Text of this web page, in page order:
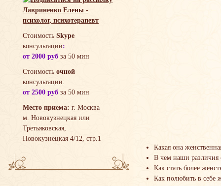
Стоимость Skype
консультации:
от 2000 руб за 50 мин
Стоимость очной
консультации:
от 2500 руб за 50 мин
Место приема: г. Москва
м. Новокузнецкая или
Третьяковская,
Новокузнецкая 4/12, стр.1
Какая она
В чем наши
Как стать более
Как полюбить в себе